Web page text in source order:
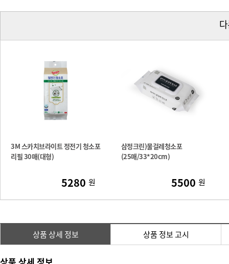
3M 스카치브라이트 정전기 청소포
리필 30매(대형)
5280 원
삼정크린)물걸레청소포
(25매/33*20cm)
5500원
상품 상세 정보 상품 정보 고시